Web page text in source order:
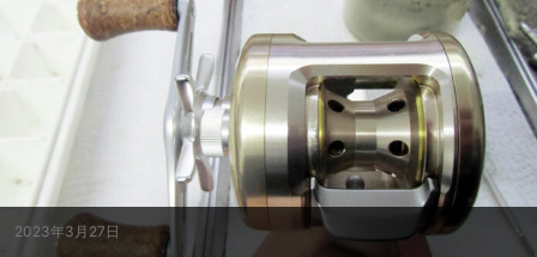
2023年3月27日